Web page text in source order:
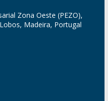
Zona Oeste (PEZO),
Madeira, Portugal